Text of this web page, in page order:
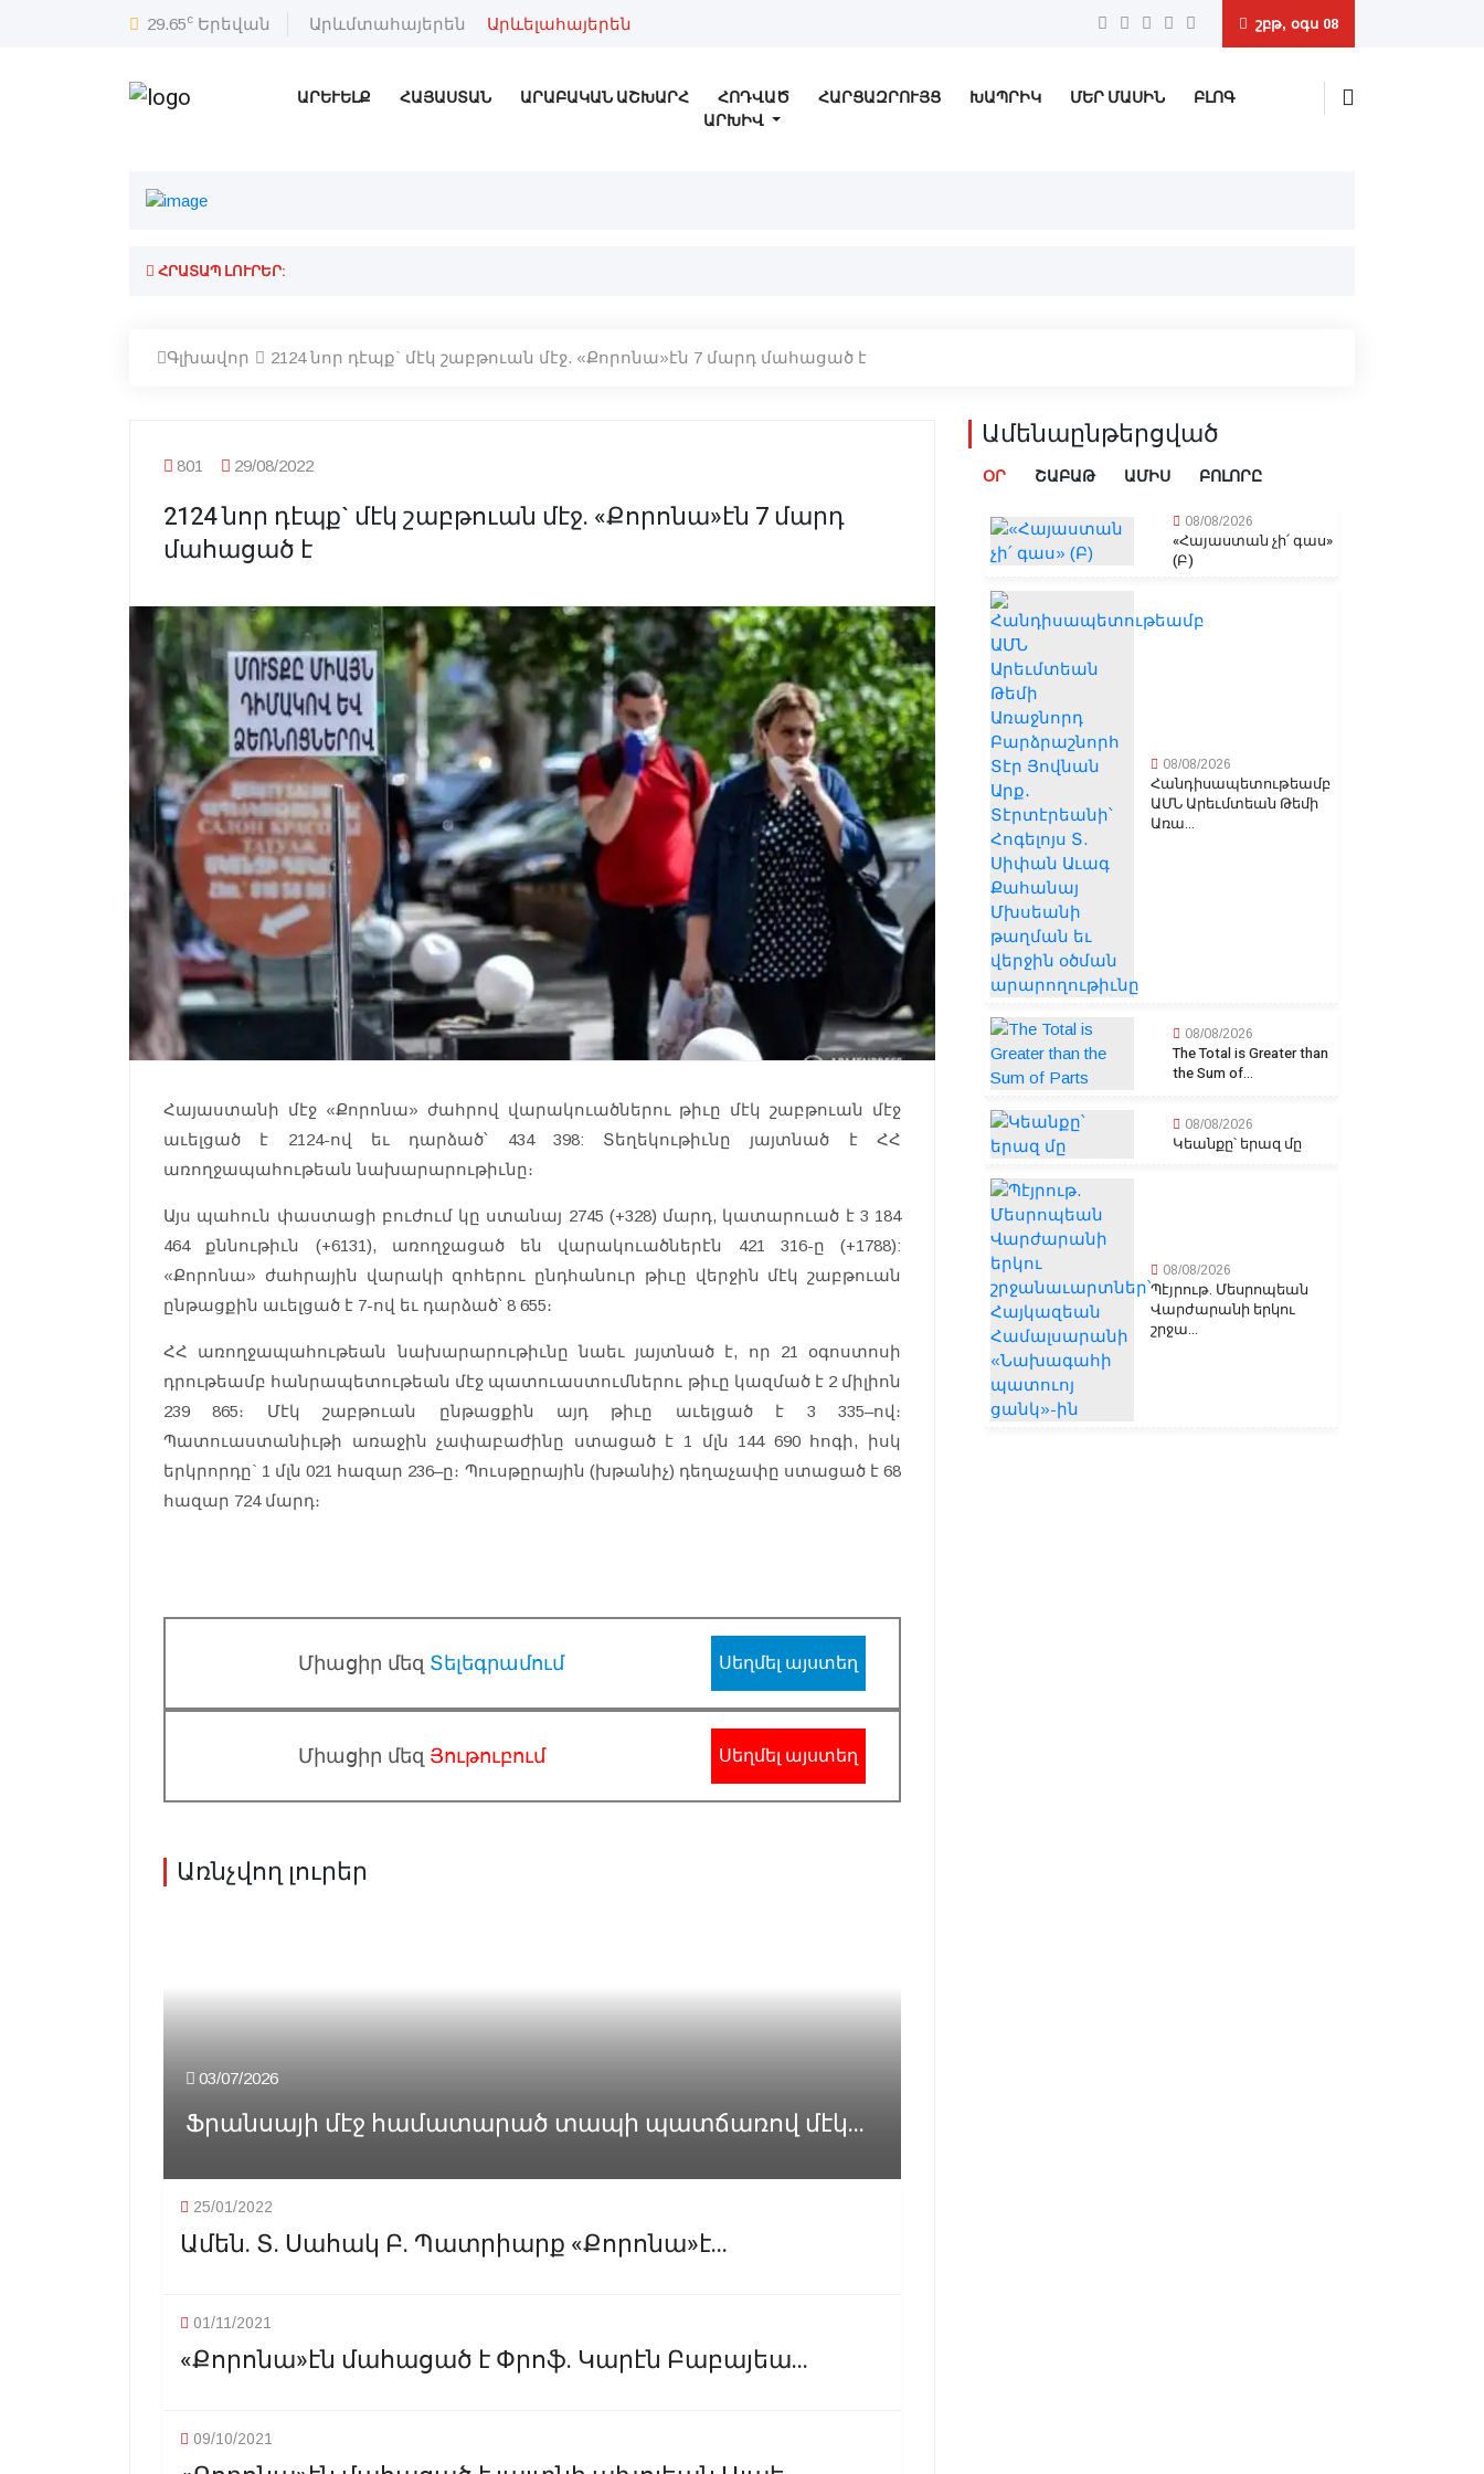
29.65c Երեվան Արևմտահայերեն Արևելահայերեն շբթ, օգս 08
ԱՐԵՒԵԼՔ ՀԱՅԱՍՏԱՆ ԱՐԱԲԱԿԱՆ ԱՇԽԱՐՀ ՀՈԴՎԱԾ ՀԱՐՑԱԶՐՈՒՅՑ ԽԱՊՐԻԿ ՄԵՐ ՄԱՍԻՆ
ԲԼՈԳ
ԱՐԽԻՎ
ՀՐԱՏԱՊ ԼՈՒՐԵՐ:
Գլխավոր 2124 նոր դէպք` մէկ շաբթուան մէջ. «Քորոնա»էն 7 մարդ մահացած է
801 29/08/2022
2124 նոր դէպք` մէկ շաբթուան մէջ. «Քորոնա»էն 7 մարդ
մահացած է
Հայաստանի մէջ «Քորոնա» ժահրով վարակուածներու թիւը մէկ շաբթուան մէջ
աւելցած է 2124-ով եւ դարձած՝ 434 398: Տեղեկութիւնը յայտնած է ՀՀ
առողջապահութեան նախարարութիւնը։
Այս պահուն փաստացի բուժում կը ստանայ 2745 (+328) մարդ, կատարուած է 3 184
464 քննութիւն (+6131), առողջացած են վարակուածներէն 421 316-ը (+1788):
«Քորոնա» ժահրային վարակի զոհերու ընդհանուր թիւը վերջին մէկ շաբթուան
ընթացքին աւելցած է 7-ով եւ դարձած՝ 8 655։
ՀՀ առողջապահութեան նախարարութիւնը նաեւ յայտնած է, որ 21 օգոստոսի
դրութեամբ հանրապետութեան մէջ պատուաստումներու թիւը կազմած է 2 միլիոն
239 865։ Մէկ շաբթուան ընթացքին այդ թիւը աւելցած է 3 335–ով։
Պատուաստանիւթի առաջին չափաբաժինը ստացած է 1 մլն 144 690 հոգի, իսկ
երկրորդը` 1 մլն 021 հազար 236–ը։ Պուսթըրային (խթանիչ) դեղաչափը ստացած է 68
հազար 724 մարդ։
Միացիր մեզ Տելեգրամում Սեղմել այստեղ
Միացիր մեզ Յութուբում Սեղմել այստեղ
Առնչվող լուրեր
03/07/2026
Ֆրանսայի մէջ համատարած տապի պատճառով մէկ...
25/01/2022
Ամեն. Տ. Սահակ Բ. Պատրիարք «Քորոնա»է...
01/11/2021
«Քորոնա»էն մահացած է Փրոֆ. Կարէն Բաբայեա...
09/10/2021
Ամենաընթերցված
ՕՐ ՇԱԲԱԹ ԱՄԻՍ ԲՈԼՈՐԸ
08/08/2026
«Հայաստան չի՛ գաս»
(Բ)
08/08/2026
Հանդիսապետութեամբ
ԱՄՆ Արեւմտեան Թեմի
Առա...
08/08/2026
The Total is Greater than
the Sum of...
08/08/2026
Կեանքը՝ երազ մը
08/08/2026
Պէյրութ. Մեսրոպեան
Վարժարանի երկու
շրջա...